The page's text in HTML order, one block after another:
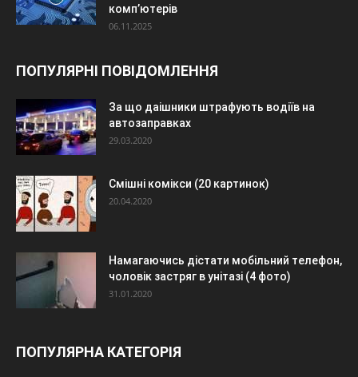
комп’ютерів
06.11.2025
ПОПУЛЯРНІ ПОВІДОМЛЕННЯ
За що даішники штрафують водіїв на
автозаправках
29.03.2020
Смішні комікси (20 картинок)
20.04.2020
Намагаючись дістати мобільний телефон,
чоловік застряг в унітазі (4 фото)
31.01.2020
ПОПУЛЯРНА КАТЕГОРІЯ